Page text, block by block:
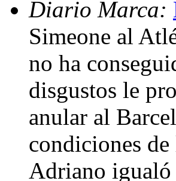
Diario Marca:
Simeone al
no ha
disgustos le
anular al
condiciones
Adriano igualó